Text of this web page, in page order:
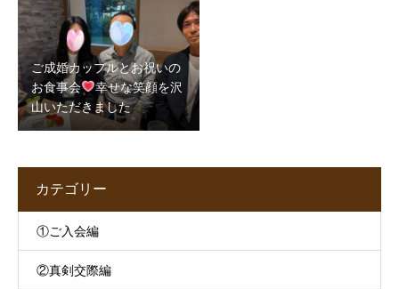
とは
ご成婚カップルとお祝いの
お食事会
幸せな笑顔を沢
山いただきました
カテゴリー
①ご入会編
②真剣交際編